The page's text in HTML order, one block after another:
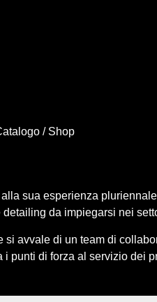
/ Shop
sua esperienza
da impiegarsi nei
avvale di un team di
i punti di forza al servizio dei